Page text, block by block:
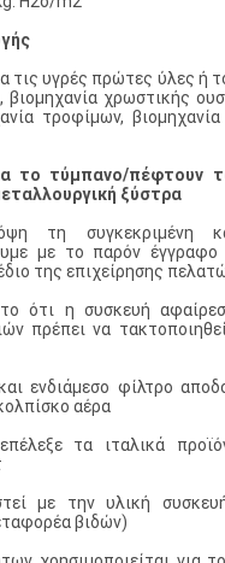
τις υγρές πρώτες ύλες ή
βιομηχανία χρωστικής
τροφίμων, βιομηχανία
το τύμπανο/πέφτουν
ξύστρα
τη συγκεκριμένη
με το παρόν έγγραφο
της επιχείρησης
ότι η συσκευή
πρέπει να
ενδιάμεσο φίλτρο
αέρα
τα ιταλικά
με την υλική
βιδών)